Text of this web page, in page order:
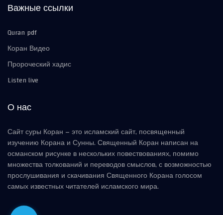
Важные ссылки
Quran pdf
Коран Видео
Пророческий хадис
Listen live
О нас
Сайт суры Коран – это исламский сайт, посвященный
изучению Корана и Сунны. Священный Коран написан на
османском рисунке в нескольких повествованиях, помимо
множества толкований и переводов смыслов, с возможностью
прослушивания и скачивания Священного Корана голосом
самых известных читателей исламского мира.